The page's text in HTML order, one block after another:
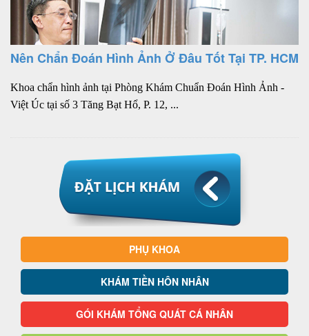
Nên Chẩn Đoán Hình Ảnh Ở Đâu Tốt Tại TP. HCM
Khoa chẩn hình ảnh tại Phòng Khám Chuẩn Đoán Hình Ảnh -
Việt Úc tại số 3 Tăng Bạt Hổ, P. 12, ...
PHỤ KHOA
KHÁM TIỀN HÔN NHÂN
GÓI KHÁM TỔNG QUÁT CÁ NHÂN